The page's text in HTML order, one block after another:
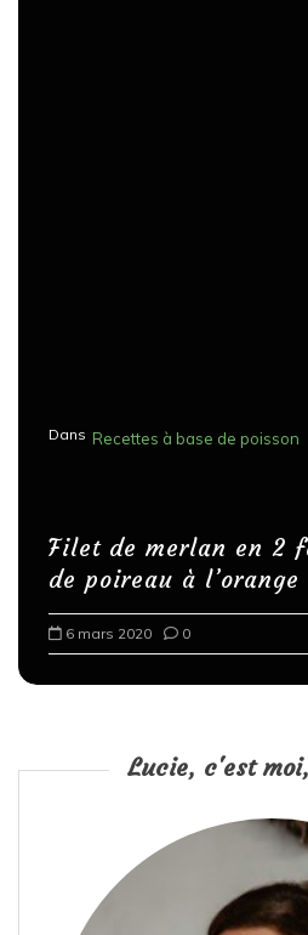
Dans Recettes à base de poisson
Filet de merlan en 2
de poireau à
6 mars 2020 0
Lucie, c'est